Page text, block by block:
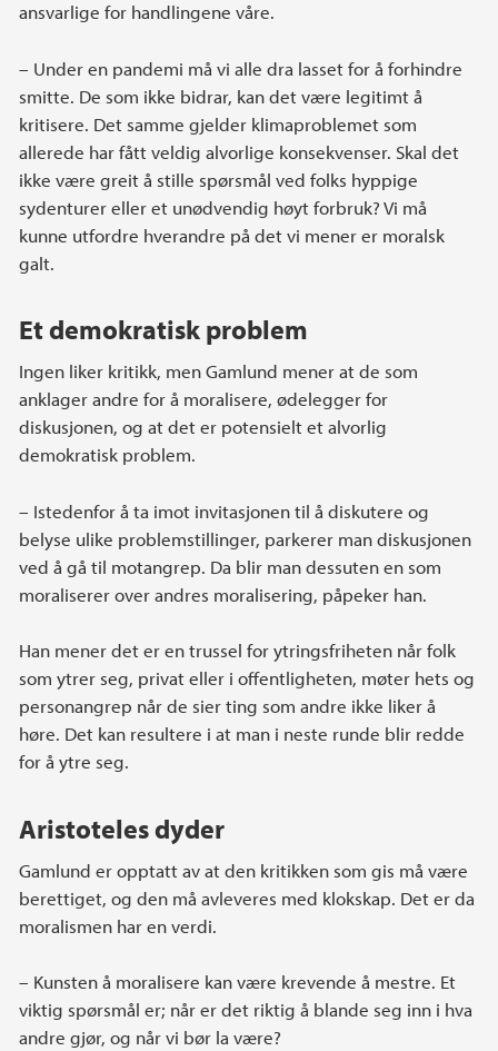
ansvarlige for handlingene våre.
– Under en pandemi må vi alle dra lasset for å forhindre
smitte. De som ikke bidrar, kan det være legitimt å
kritisere. Det samme gjelder klimaproblemet som
allerede har fått veldig alvorlige konsekvenser. Skal det
ikke være greit å stille spørsmål ved folks hyppige
sydenturer eller et unødvendig høyt forbruk? Vi må
kunne utfordre hverandre på det vi mener er moralsk
galt.
Et demokratisk problem
Ingen liker kritikk, men Gamlund mener at de som
anklager andre for å moralisere, ødelegger for
diskusjonen, og at det er potensielt et alvorlig
demokratisk problem.
– Istedenfor å ta imot invitasjonen til å diskutere og
belyse ulike problemstillinger, parkerer man diskusjonen
ved å gå til motangrep. Da blir man dessuten en som
moraliserer over andres moralisering, påpeker han.
Han mener det er en trussel for ytringsfriheten når folk
som ytrer seg, privat eller i offentligheten, møter hets og
personangrep når de sier ting som andre ikke liker å
høre. Det kan resultere i at man i neste runde blir redde
for å ytre seg.
Aristoteles dyder
Gamlund er opptatt av at den kritikken som gis må være
berettiget, og den må avleveres med klokskap. Det er da
moralismen har en verdi.
– Kunsten å moralisere kan være krevende å mestre. Et
viktig spørsmål er; når er det riktig å blande seg inn i hva
andre gjør, og når vi bør la være?